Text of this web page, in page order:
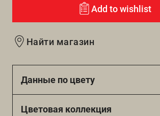
Add to wishlist
Найти магазин
Данные по цвету
Цветовая коллекция